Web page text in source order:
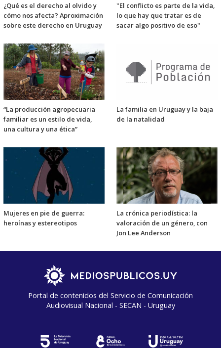
¿Qué es el derecho al olvido y
cómo nos afecta? Aproximación
sobre este derecho en Uruguay
"El conflicto es parte de la vida,
lo que hay que tratar es de
sacar algo positivo de eso"
“La producción agropecuaria
familiar es un estilo de vida,
una cultura y una ética”
La familia en Uruguay y la baja
de la natalidad
Mujeres en pie de guerra:
heroínas y estereotipos
La crónica periodística: la
valoración de un género, con
Jon Lee Anderson
Portal de contenidos del Servicio de Comunicación
Audiovisual Nacional - SECAN - Uruguay